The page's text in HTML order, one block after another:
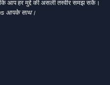
आप हर मुद्दे की असली तस्वीर समझ सकें।
आपके साथ।